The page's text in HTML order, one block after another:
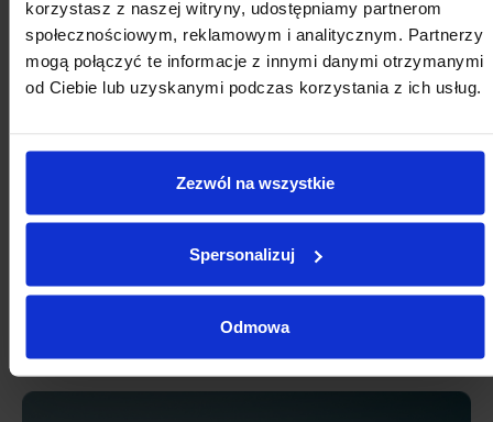
korzystasz z naszej witryny, udostępniamy partnerom
społecznościowym, reklamowym i analitycznym. Partnerzy
mogą połączyć te informacje z innymi danymi otrzymanymi
od Ciebie lub uzyskanymi podczas korzystania z ich usług.
Zezwól na wszystkie
Spersonalizuj
Odmowa
24 25 26 27 28 29 30
31 1 4 6